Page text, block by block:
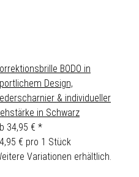
BODO in
Design,
& individueller
in Schwarz
34,95 € *
€ pro 1 Stück
Variationen erhältlich.